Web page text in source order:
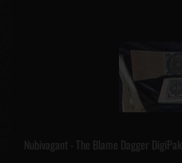
Nubivagant - The Blame Dagger DigiPak